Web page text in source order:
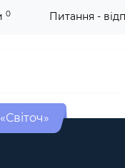
0 Питання -